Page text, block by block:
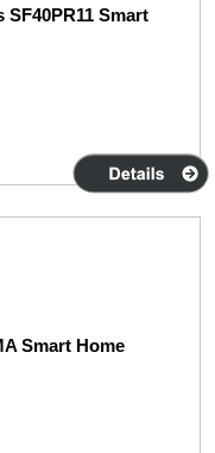
Smart
Smart Home